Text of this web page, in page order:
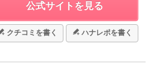
公式サイトを見る
クチコミを書く ハナレポを書く